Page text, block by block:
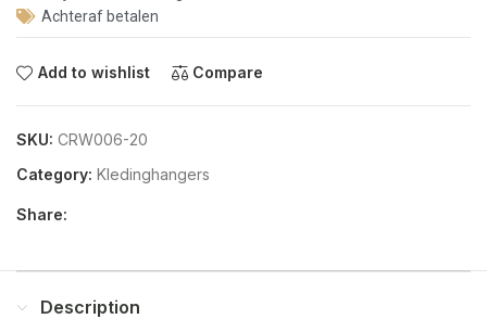
Achteraf betalen
Add to wishlist Compare
SKU: CRW006-20
Category: Kledinghangers
Share:
Description